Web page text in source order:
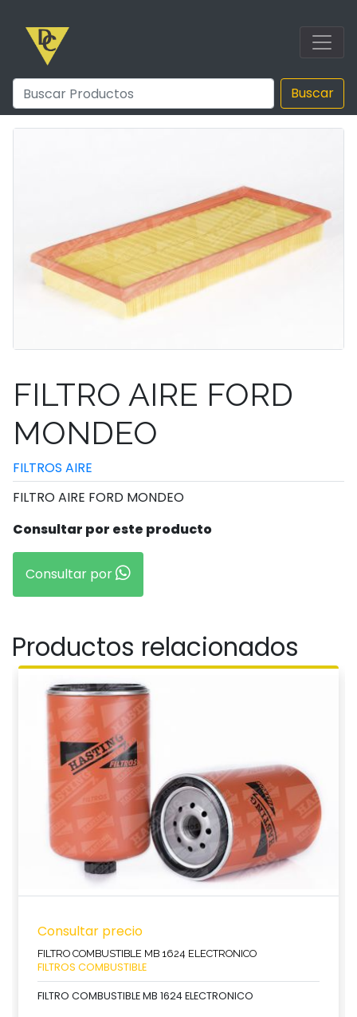
Buscar
FILTRO AIRE FORD
MONDEO
FILTROS AIRE
FILTRO AIRE FORD MONDEO
Consultar por este producto
Consultar por
Productos relacionados
Consultar precio
FILTRO COMBUSTIBLE MB 1624 ELECTRONICO
FILTROS COMBUSTIBLE
FILTRO COMBUSTIBLE MB 1624 ELECTRONICO